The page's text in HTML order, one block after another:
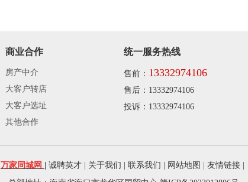
商业合作
房产中介
大客户转店
大客户选址
其他合作
统一服务热线
售前： 13332974106
售后：13332974106
投诉：13332974106
万家同城网 诚聘英才 关于我们 联系我们 网站地图 友情链接